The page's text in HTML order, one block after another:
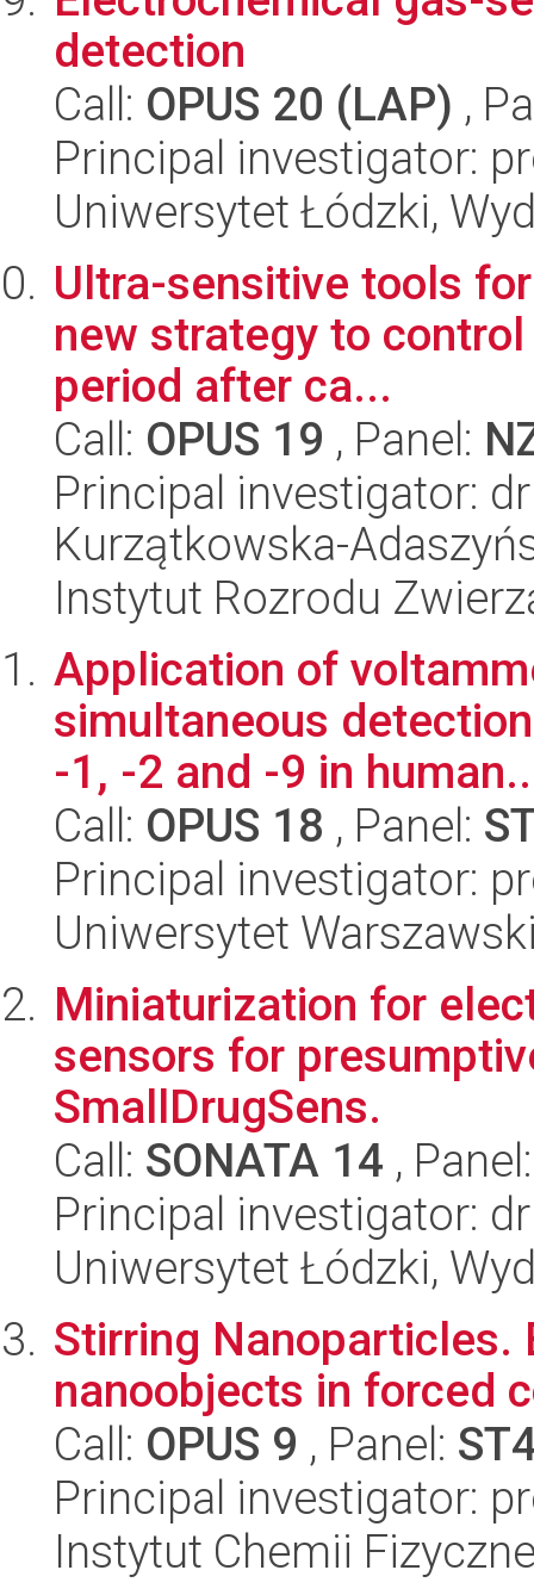
detection
Call: OPUS 20 (LAP) ,
Principal investigator:
Uniwersytet Łódzki,
Ultra-sensitive tools
new strategy to
period after ca...
Call: OPUS 19 , Panel:
Principal investigator:
Kurzątkowska-
Instytut Rozrodu
Application of
simultaneous
-1, -2 and -9 in
Call: OPUS 18 , Panel:
Principal investigator:
Uniwersytet
Miniaturization for
sensors for
SmallDrugSens.
Call: SONATA 14 ,
Principal investigator:
Uniwersytet Łódzki,
Stirring
nanoobjects in forced
Call: OPUS 9 , Panel:
Principal investigator:
Instytut Chemii